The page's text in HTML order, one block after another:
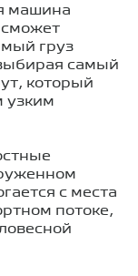
машина
сможет
груз
самый
который
узким
с места
потоке,